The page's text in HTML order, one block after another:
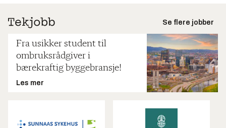
Se flere jobber
Fra usikker student til
ombruksrådgiver i
bærekraftig byggebransje!
Les mer